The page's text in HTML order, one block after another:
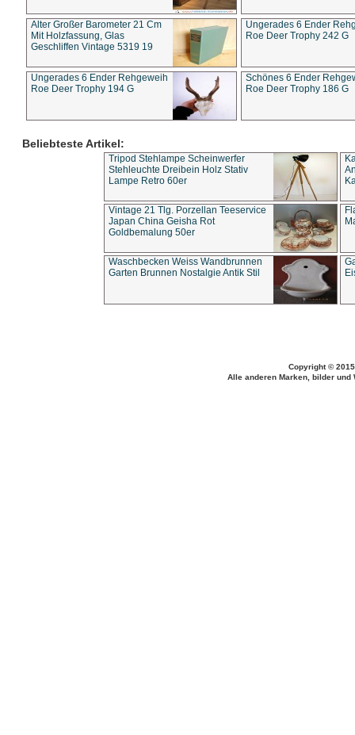
Alter Großer Barometer 21 Cm
Mit Holzfassung, Glas
Geschliffen Vintage 5319 19
Ungerades 6 Ender
Roe Deer Trophy 242 G
Ungerades 6 Ender Rehgeweih
Roe Deer Trophy 194 G
Schönes 6 Ender
Roe Deer Trophy 186 G
Beliebteste Artikel:
Tripod Stehlampe Scheinwerfer
Stehleuchte Dreibein Holz Stativ
Lampe Retro 60er
Vintage 21 Tlg. Porzellan Teeservice
Japan China Geisha Rot
Goldbemalung 50er
Waschbecken Weiss Wandbrunnen
Garten Brunnen Nostalgie Antik Stil
Copyright ©
Alle anderen Marken, bilder und